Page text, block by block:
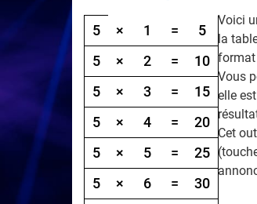
Table de multiplication par
5 × 1 =
5
5
× 2 =
10
5
× 3 =
15
5
× 4 =
20
5
× 5 =
25
5
× 6 =
30
Voici
la
format
Vous
elle
Cet